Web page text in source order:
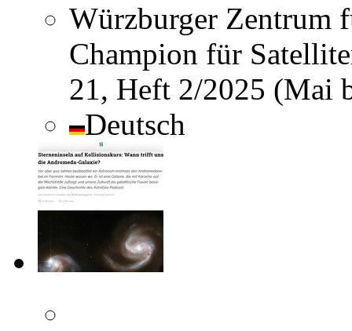
Würzburger Zentrum
Champion für
21, Heft 2/2025 (Mai
Deutsch